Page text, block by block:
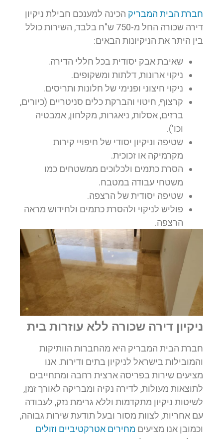
חברת הבית המבריק הכינה למענכם חבילת ניקיון
דירה שכורה החל מ-750 ש"ח בלבד, השירות כולל
בין היתר את הניקיונות הבאים:
שאיבת אבק יסודית בכל חללי הדירה.
ניקוי ארונות, דלתות ומשקופים.
ניקוי חיצוני ופנימי של חלונות ותריסים.
קרצוף, חיטוי והברקת כלים סניטריים (כיורים,
ברזים, אסלות, ניאגרות, מקלחון, אמבטיה
וכו').
שטיפה וניקיון יסודי של חיפויי קירות
מקרמיקה או זכוכית.
הסרת כתמים ולכלוכים ממשטחים כמו
משטחי עבודה במטבח.
שטיפה יסודית של הרצפה.
פוליש לניקוי ולהסרת כתמים ולחידוש מראה
הרצפה.
ניקיון דירה שכורה ללא עוזרות בית
חברת הבית המבריק היא מהחברות הוותיקות
והמובילות בישראל לניקיון בתים ודירות. אנו
מציעים שירות בפריסה ארצית רחבה ומתחייבים
לתוצאות מעולות, לדירה נקיה ומבריקה לאורך זמן,
לשיטות ניקיון מתקדמות וללא גרימת נזק, לעבודה
עם אחריות, לצוות מסור ובעל תודעת שירות גבוהה,
וכמובן אנו מציעים מחירים אטרקטיביים וזולים